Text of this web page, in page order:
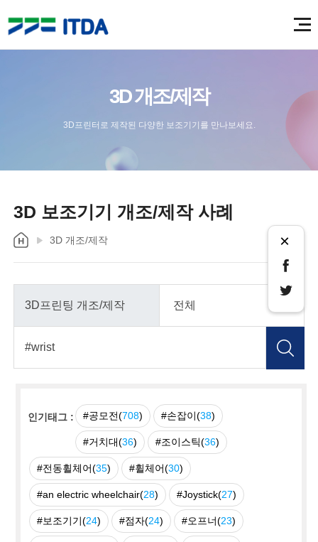
3D 개조/제작
3D프린터로 제작된 다양한 보조기기를 만나보세요.
3D 보조기기 개조/제작 사례
3D 개조/제작 ×
인기태그 : #공모전(708) #손잡이(38)
#거치대(36) #조이스틱(36)
#전동휠체어(35) #휠체어(30)
#an electric wheelchair(28) #Joystick(27)
#보조기기(24) #점자(24) #오프너(23)